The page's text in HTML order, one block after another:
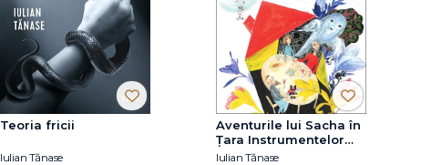
Teoria fricii
Iulian Tănase
Aventurile lui Sacha în
Țara Instrumentelor
Muzicale Imaginare
Iulian Tănase